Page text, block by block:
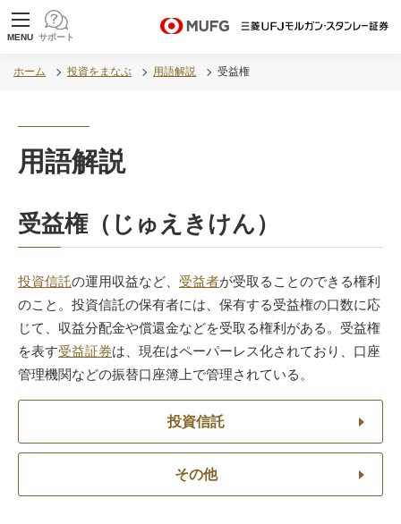
MUFG 世界が進むチカラになる。 三菱ＵＦＪモル
MENU サポート
ホーム 投資をまなぶ 用語解説 受益権
用語解説
受益権（じゅえきけん）
投資信託の運用収益など、 受益者が受取ることのできる権利
のこと。投資信託の保有者には、保有する受益権の口数に応
じて、収益分配金や償還金などを受取る権利がある。受益権
を表す受益証券は、現在はペーパーレス化されており、口座
管理機関などの振替口座簿上で管理されている。
投資信託
その他